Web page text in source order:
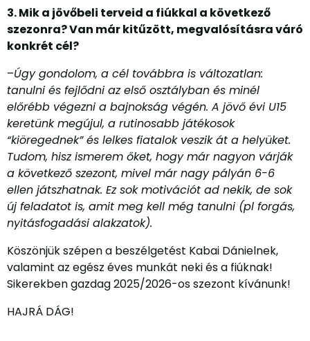
3. Mik a jövőbeli terveid a fiúkkal a következő
szezonra? Van már kitűzött, megvalósításra váró
konkrét cél?
–Úgy gondolom, a cél továbbra is változatlan:
tanulni és fejlődni az első osztályban és minél
előrébb végezni a bajnokság végén. A jövő évi U15
keretünk megújul, a rutinosabb játékosok
“kiöregednek” és lelkes fiatalok veszik át a helyüket.
Tudom, hisz ismerem őket, hogy már nagyon várják
a következő szezont, mivel már nagy pályán 6-6
ellen játszhatnak. Ez sok motivációt ad nekik, de sok
új feladatot is, amit meg kell még tanulni (pl forgás,
nyitásfogadási alakzatok).
Köszönjük szépen a beszélgetést Kabai Dánielnek,
valamint az egész éves munkát neki és a fiúknak!
Sikerekben gazdag 2025/2026-os szezont kívánunk!
HAJRÁ DÁG!